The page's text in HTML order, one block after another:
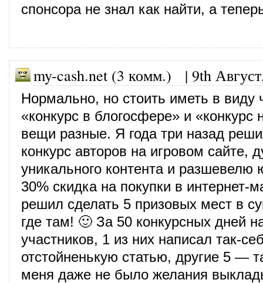
спонсора не знал как найти, а
my-cash.net (3 комм.) | 9th
Нормально, но стоить иметь в виду
«конкурс в блогосфере» и
вещи разные. Я года три назад
конкурс авторов на игровом сайте,
уникального контента и
30% скидка на покупки в интернет-
решил сделать 5 призовых мест в
где там! 🙂 За 50 конкурсных дней
участников, 1 из них написал так-
отстойненькую статью, другие 5 —
меня даже не было желания